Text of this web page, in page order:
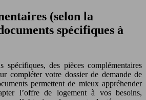
(selon la
spécifiques à
spécifiques, des pièces complémentaires
compléter votre dossier de demande de
permettent de mieux appréhender
l’offre de logement à vos besoins,